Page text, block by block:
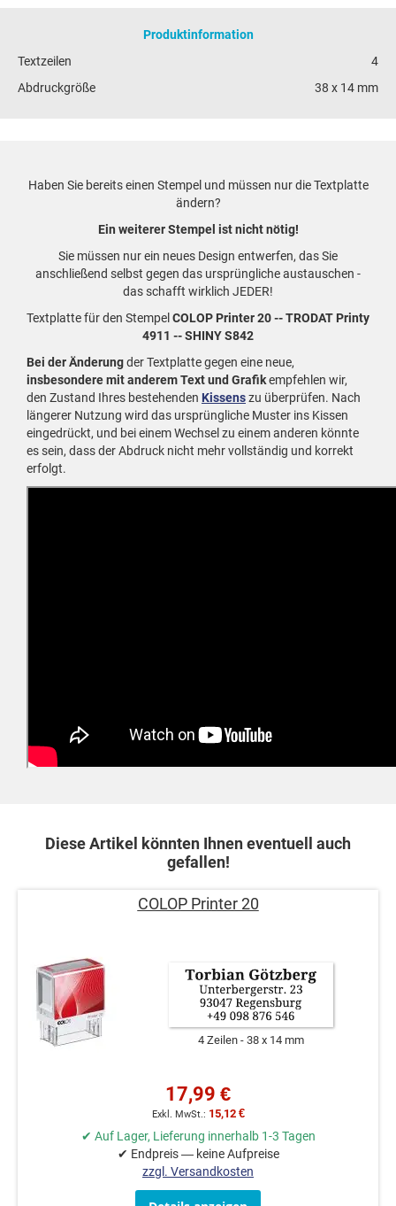
Produktinformation
Textzeilen
4
Abdruckgröße
38 x 14 mm
Haben Sie bereits einen Stempel und müssen nur die Textplatte
ändern?
Ein weiterer Stempel ist nicht nötig!
Sie müssen nur ein neues Design entwerfen, das Sie
anschließend selbst gegen das ursprüngliche austauschen -
das schafft wirklich JEDER!
Textplatte für den Stempel COLOP Printer 20 -- TRODAT Printy
4911 -- SHINY S842
Bei der Änderungder Textplatte gegen eine neue,
insbesondere mit anderem Text und Grafikempfehlen wir,
den Zustand Ihres bestehenden Kissenszu überprüfen. Nach
längerer Nutzung wird das ursprüngliche Muster ins Kissen
eingedrückt, und bei einem Wechsel zu einem anderen könnte
es sein, dass der Abdruck nicht mehr vollständig und korrekt
erfolgt.
Diese Artikel könnten Ihnen eventuell auch
gefallen!
COLOP Printer 20
4 Zeilen 38 x 14 mm
17,99 €
15,12 €
✔ Auf Lager, Lieferung innerhalb 1-3 Tagen
✔ Endpreis — keine Aufpreise
zzgl. Versandkosten